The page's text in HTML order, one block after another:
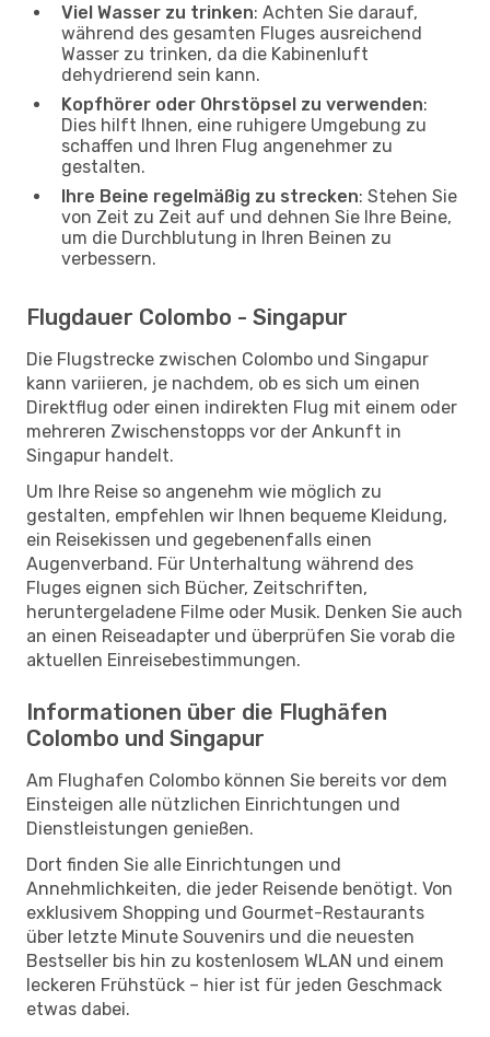
Viel Wasser zu trinken: Achten Sie darauf,
während des gesamten Fluges ausreichend
Wasser zu trinken, da die Kabinenluft
dehydrierend sein kann.
Kopfhörer oder Ohrstöpsel zu verwenden:
Dies hilft Ihnen, eine ruhigere Umgebung zu
schaffen und Ihren Flug angenehmer zu
gestalten.
Ihre Beine regelmäßig zu strecken: Stehen Sie
von Zeit zu Zeit auf und dehnen Sie Ihre Beine,
um die Durchblutung in Ihren Beinen zu
verbessern.
Flugdauer Colombo - Singapur
Die Flugstrecke zwischen Colombo und Singapur
kann variieren, je nachdem, ob es sich um einen
Direktflug oder einen indirekten Flug mit einem oder
mehreren Zwischenstopps vor der Ankunft in
Singapur handelt.
Um Ihre Reise so angenehm wie möglich zu
gestalten, empfehlen wir Ihnen bequeme Kleidung,
ein Reisekissen und gegebenenfalls einen
Augenverband. Für Unterhaltung während des
Fluges eignen sich Bücher, Zeitschriften,
heruntergeladene Filme oder Musik. Denken Sie auch
an einen Reiseadapter und überprüfen Sie vorab die
aktuellen Einreisebestimmungen.
Informationen über die Flughäfen
Colombo und Singapur
Am Flughafen Colombo können Sie bereits vor dem
Einsteigen alle nützlichen Einrichtungen und
Dienstleistungen genießen.
Dort finden Sie alle Einrichtungen und
Annehmlichkeiten, die jeder Reisende benötigt. Von
exklusivem Shopping und Gourmet-Restaurants
über letzte Minute Souvenirs und die neuesten
Bestseller bis hin zu kostenlosem WLAN und einem
leckeren Frühstück – hier ist für jeden Geschmack
etwas dabei.